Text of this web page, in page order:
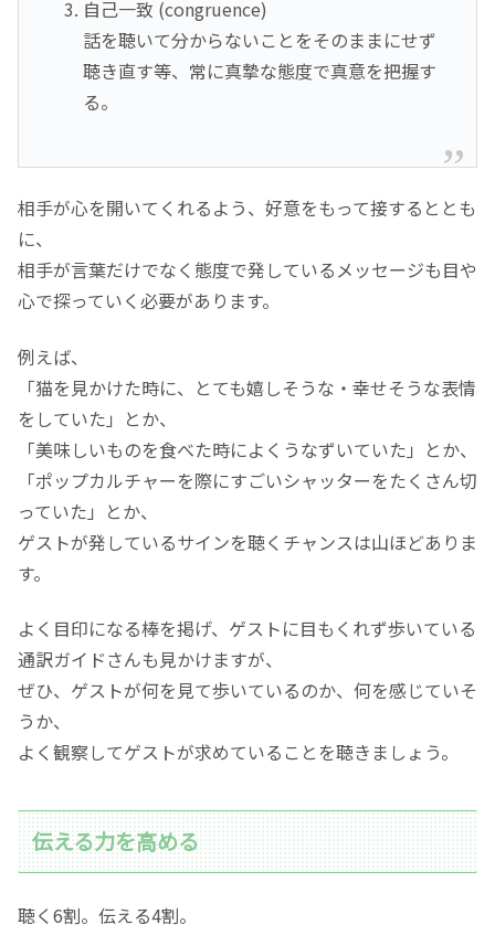
自己一致 (congruence)
話を聴いて分からないことをそのままにせず
聴き直す等、常に真摯な態度で真意を把握す
る。
相手が心を開いてくれるよう、好意をもって接するととも
に、
相手が言葉だけでなく態度で発しているメッセージも目や
心で探っていく必要があります。
例えば、
「猫を見かけた時に、とても嬉しそうな・幸せそうな表情
をしていた」とか、
「美味しいものを食べた時によくうなずいていた」とか、
「ポップカルチャーを際にすごいシャッターをたくさん切
っていた」とか、
ゲストが発しているサインを聴くチャンスは山ほどありま
す。
よく目印になる棒を掲げ、ゲストに目もくれず歩いている
通訳ガイドさんも見かけますが、
ぜひ、ゲストが何を見て歩いているのか、何を感じていそ
うか、
よく観察してゲストが求めていることを聴きましょう。
伝える力を高める
聴く6割。伝える4割。